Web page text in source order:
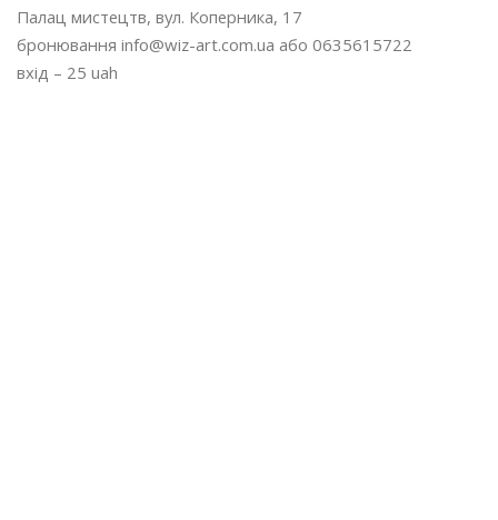
Палац мистецтв, вул. Коперника, 17
бронювання info@wiz-art.com.ua або 0635615722
вхід – 25 uah